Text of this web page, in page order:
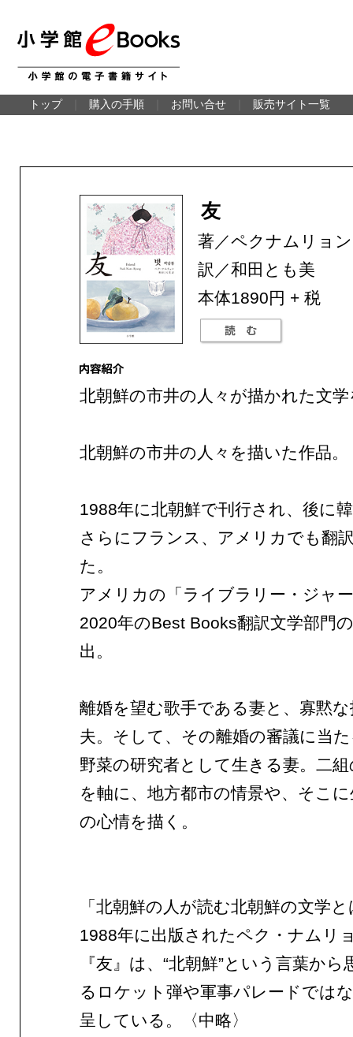
トップ 購入の手順 お問い合せ 販売サイト一覧
友
著／ペクナムリョン
訳／和田とも美
本体1890円 + 税
北朝鮮の市井の人々が描かれた文
北朝鮮の市井の人々を描いた作品。
1988年に北朝鮮で刊行され、後に
さらにフランス、アメリカでも翻
た。
アメリカの「ライブラリー・ジャ
2020年のBest Books翻訳文学部門
出。
離婚を望む歌手である妻と、寡黙
夫。そして、その離婚の審議に当
野菜の研究者として生きる妻。二
を軸に、地方都市の情景や、そこ
の心情を描く。
「北朝鮮の人が読む北朝鮮の文学
1988年に出版されたペク・ナムリ
『友』は、“北朝鮮”という言葉か
るロケット弾や軍事パレードでは
呈している。〈中略〉